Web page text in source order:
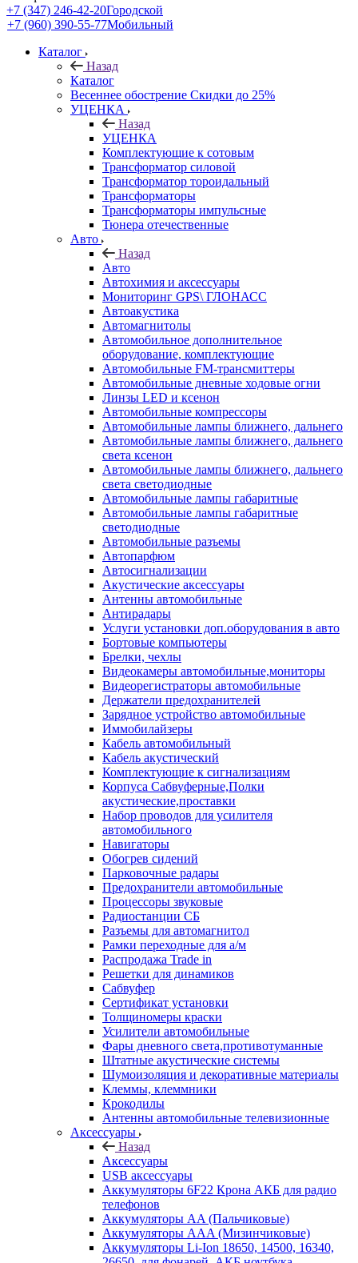
+7 (347) 246-42-20Городской
+7 (960) 390-55-77Мобильный
Каталог
Назад
Каталог
Весеннее обострение Скидки до 25%
УЦЕНКА
Назад
УЦЕНКА
Комплектующие к сотовым
Трансформатор силовой
Трансформатор тороидальный
Трансформаторы
Трансформаторы импульсные
Тюнера отечественные
Авто
Назад
Авто
Автохимия и аксессуары
Мониторинг GPS\ ГЛОНАСС
Автоакустика
Автомагнитолы
Автомобильное дополнительное
оборудование, комплектующие
Автомобильные FM-трансмиттеры
Автомобильные дневные ходовые огни
Линзы LED и ксенон
Автомобильные компрессоры
Автомобильные лампы ближнего, дальнего
Автомобильные лампы ближнего, дальнего
света ксенон
Автомобильные лампы ближнего, дальнего
света светодиодные
Автомобильные лампы габаритные
Автомобильные лампы габаритные
светодиодные
Автомобильные разъемы
Автопарфюм
Автосигнализации
Акустические аксессуары
Антенны автомобильные
Антирадары
Услуги установки доп.оборудования в авто
Бортовые компьютеры
Брелки, чехлы
Видеокамеры автомобильные,мониторы
Видеорегистраторы автомобильные
Держатели предохранителей
Зарядное устройство автомобильные
Иммобилайзеры
Кабель автомобильный
Кабель акустический
Комплектующие к сигнализациям
Корпуса Сабвуферные,Полки
акустические,проставки
Набор проводов для усилителя
автомобильного
Навигаторы
Обогрев сидений
Парковочные радары
Предохранители автомобильные
Процессоры звуковые
Радиостанции СБ
Разъемы для автомагнитол
Рамки переходные для а/м
Распродажа Trade in
Решетки для динамиков
Сабвуфер
Сертификат установки
Толщиномеры краски
Усилители автомобильные
Фары дневного света,противотуманные
Штатные акустические системы
Шумоизоляция и декоративные материалы
Клеммы, клеммники
Крокодилы
Антенны автомобильные телевизионные
Аксессуары
Назад
Аксессуары
USB аксессуары
Аккумуляторы 6F22 Крона АКБ для радио
телефонов
Аккумуляторы AA (Пальчиковые)
Аккумуляторы AAA (Мизинчиковые)
Аккумуляторы Li-Ion 18650, 14500, 16340,